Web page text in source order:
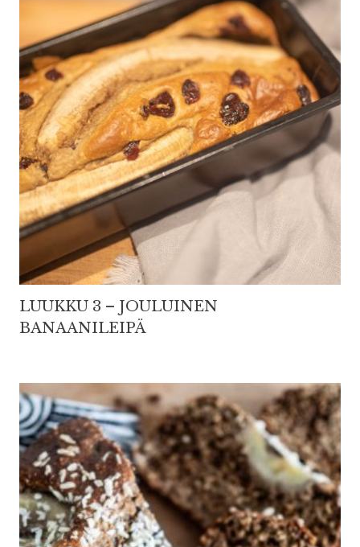
LUUKKU 3 – JOULUINEN
BANAANILEIPÄ